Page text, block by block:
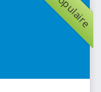
Populaire